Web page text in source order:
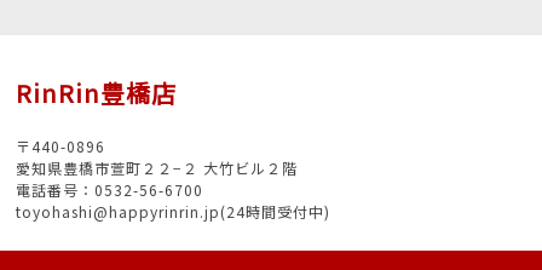
RinRin豊橋店
〒440-0896
愛知県豊橋市萱町２２−２ 大竹ビル２階
電話番号：0532-56-6700
toyohashi@happyrinrin.jp(24時間受付中)